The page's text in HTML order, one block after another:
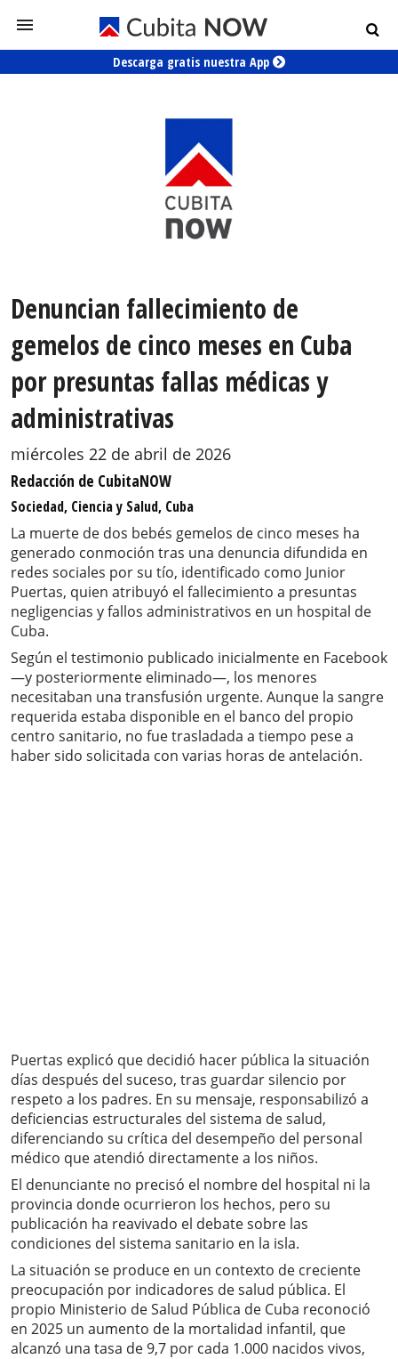
Descarga gratis nuestra App
Denuncian fallecimiento de
gemelos de cinco meses en Cuba
por presuntas fallas médicas y
administrativas
miércoles 22 de abril de 2026
Redacción de CubitaNOW
Sociedad, Ciencia y Salud, Cuba
La muerte de dos bebés gemelos de cinco meses ha
generado conmoción tras una denuncia difundida en
redes sociales por su tío, identificado como Junior
Puertas, quien atribuyó el fallecimiento a presuntas
negligencias y fallos administrativos en un hospital de
Cuba.
Según el testimonio publicado inicialmente en Facebook
—y posteriormente eliminado—, los menores
necesitaban una transfusión urgente. Aunque la sangre
requerida estaba disponible en el banco del propio
centro sanitario, no fue trasladada a tiempo pese a
haber sido solicitada con varias horas de antelación.
Puertas explicó que decidió hacer pública la situación
días después del suceso, tras guardar silencio por
respeto a los padres. En su mensaje, responsabilizó a
deficiencias estructurales del sistema de salud,
diferenciando su crítica del desempeño del personal
médico que atendió directamente a los niños.
El denunciante no precisó el nombre del hospital ni la
provincia donde ocurrieron los hechos, pero su
publicación ha reavivado el debate sobre las
condiciones del sistema sanitario en la isla.
La situación se produce en un contexto de creciente
preocupación por indicadores de salud pública. El
propio Ministerio de Salud Pública de Cuba reconoció
en 2025 un aumento de la mortalidad infantil, que
alcanzó una tasa de 9,7 por cada 1.000 nacidos vivos,